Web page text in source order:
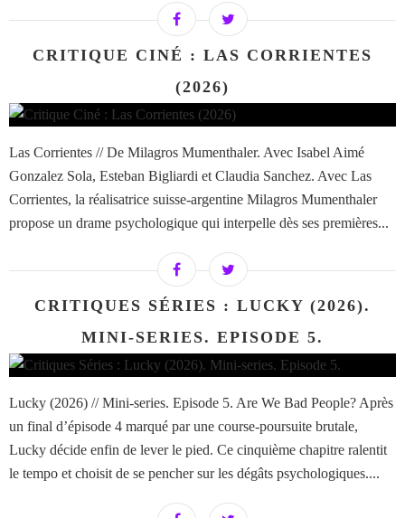
CRITIQUE CINÉ : LAS CORRIENTES
(2026)
Las Corrientes // De Milagros Mumenthaler. Avec Isabel Aimé
Gonzalez Sola, Esteban Bigliardi et Claudia Sanchez. Avec Las
Corrientes, la réalisatrice suisse-argentine Milagros Mumenthaler
propose un drame psychologique qui interpelle dès ses premières...
CRITIQUES SÉRIES : LUCKY (2026).
MINI-SERIES. EPISODE 5.
Lucky (2026) // Mini-series. Episode 5. Are We Bad People? Après
un final d’épisode 4 marqué par une course-poursuite brutale,
Lucky décide enfin de lever le pied. Ce cinquième chapitre ralentit
le tempo et choisit de se pencher sur les dégâts psychologiques....